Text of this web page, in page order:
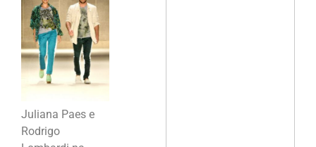
Juliana Paes e
Rodrigo